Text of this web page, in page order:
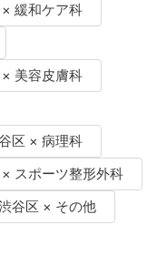
緩和ケア科
美容皮膚科
区 × 病理科
スポーツ整形外科
谷区 × その他